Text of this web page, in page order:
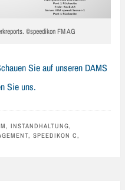
©speedikon FM AG
Sie auf unseren DAMS
Sie uns.
, INSTANDHALTUNG,
, SPEEDIKON C,